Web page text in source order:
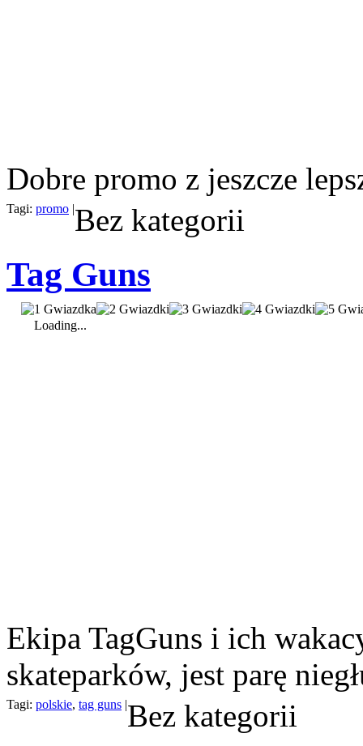
Dobre promo z jeszcze
Tagi: promo |Bez kategorii
Tag Guns
Loading...
Ekipa TagGuns i ich
skateparków, jest parę
Tagi: polskie, tag guns |Bez kategorii